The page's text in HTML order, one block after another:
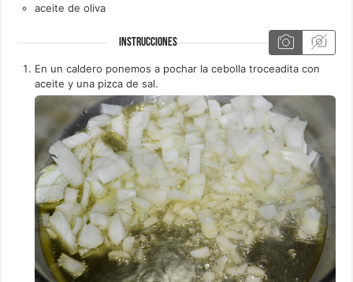
aceite de oliva
INSTRUCCIONES
En un caldero ponemos a pochar la cebolla troceadita con
aceite y una pizca de sal.